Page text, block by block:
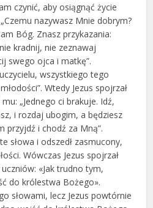
czynić, aby osiągnąć życie
„Czemu nazywasz Mnie dobrym?
Bóg. Znasz przykazania:
kradnij, nie zeznawaj
swego ojca i matkę”.
wszystkiego tego
Wtedy Jezus spojrzał
„Jednego ci brakuje. Idź,
i rozdaj ubogim, a będziesz
przyjdź i chodź za Mną”.
słowa i odszedł zasmucony,
Wówczas Jezus spojrzał
«Jak trudno tym,
do królestwa Bożego».
słowami, lecz Jezus powtórnie